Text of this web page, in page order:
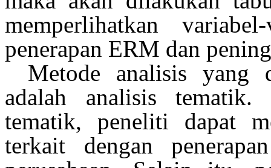
memperlihatkan
penerapan ERM dan
Metode analisis yang
adalah analisis tematik.
tematik, peneliti dapat
terkait dengan